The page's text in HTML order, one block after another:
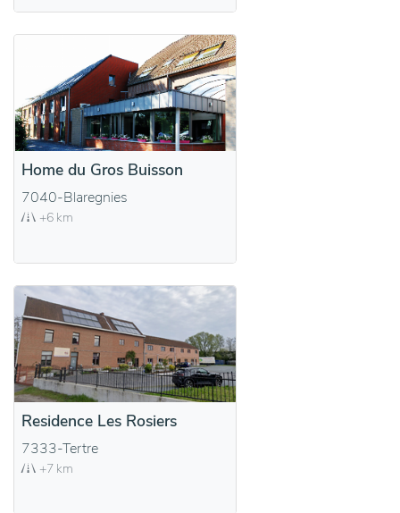
Home du Gros Buisson
7040-Blaregnies
+6 km
Residence Les Rosiers
7333-Tertre
+7 km